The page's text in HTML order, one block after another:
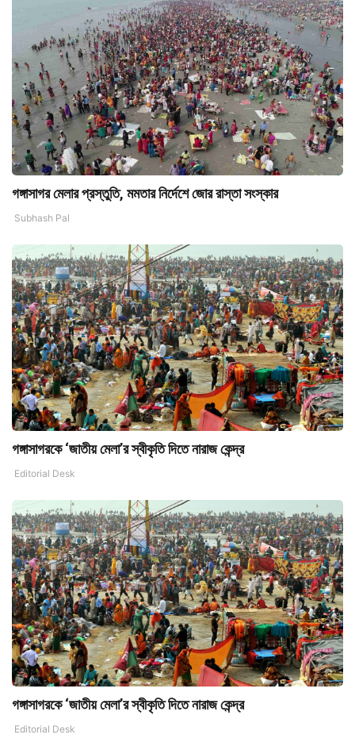
গঙ্গাসাগর মেলার প্রস্তুতি, মমতার নির্দেশে জোর রাস্তা সংস্কার
Subhash Pal
গঙ্গাসাগরকে ‘জাতীয় মেলা’র স্বীকৃতি দিতে নারাজ কেন্দ্র
Editorial Desk
গঙ্গাসাগরকে ‘জাতীয় মেলা’র স্বীকৃতি দিতে নারাজ কেন্দ্র
Editorial Desk